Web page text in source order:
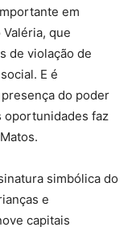
em
que
de violação de
E é
do poder
oportunidades faz
simbólica do
e
capitais